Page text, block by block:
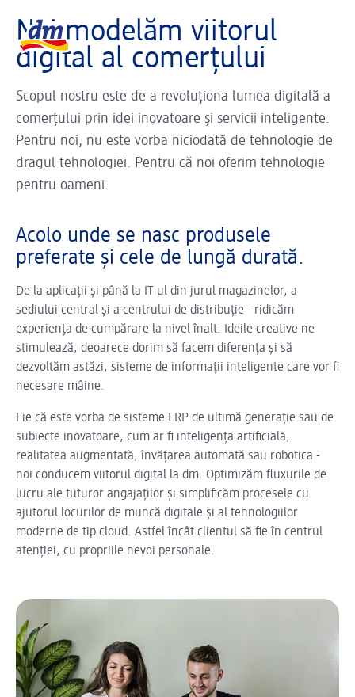
Logo dm, reveniți la pagina de pornire
Noi modelăm viitorul
digital al comerțului
Scopul nostru este de a revoluționa lumea digitală a
comerțului prin idei inovatoare și servicii inteligente.
Pentru noi, nu este vorba niciodată de tehnologie de
dragul tehnologiei. Pentru că noi oferim tehnologie
pentru oameni.
Acolo unde se nasc produsele
preferate și cele de lungă durată.
De la aplicații și până la IT-ul din jurul magazinelor, a
sediului central și a centrului de distribuție - ridicăm
experiența de cumpărare la nivel înalt. Ideile creative ne
stimulează, deoarece dorim să facem diferența și să
dezvoltăm astăzi, sisteme de informații inteligente care vor fi
necesare mâine.
Fie că este vorba de sisteme ERP de ultimă generație sau de
subiecte inovatoare, cum ar fi inteligența artificială,
realitatea augmentată, învățarea automată sau robotica -
noi conducem viitorul digital la dm. Optimizăm fluxurile de
lucru ale tuturor angajaților și simplificăm procesele cu
ajutorul locurilor de muncă digitale și al tehnologiilor
moderne de tip cloud. Astfel încât clientul să fie în centrul
atenției, cu propriile nevoi personale.